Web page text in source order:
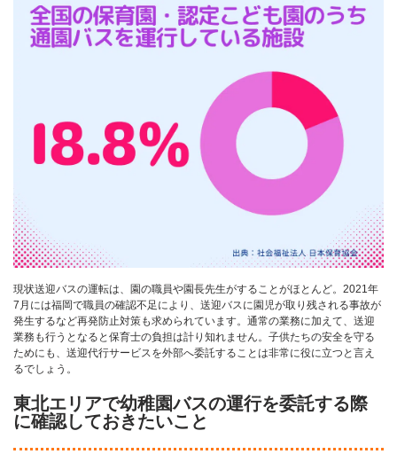
現状送迎バスの運転は、園の職員や園長先生がすることがほとんど。2021年
7月には福岡で職員の確認不足により、送迎バスに園児が取り残される事故が
発生するなど再発防止対策も求められています。通常の業務に加えて、送迎
業務も行うとなると保育士の負担は計り知れません。子供たちの安全を守る
ためにも、送迎代行サービスを外部へ委託することは非常に役に立つと言え
るでしょう。
東北エリアで幼稚園バスの運行を委託する際
に確認しておきたいこと